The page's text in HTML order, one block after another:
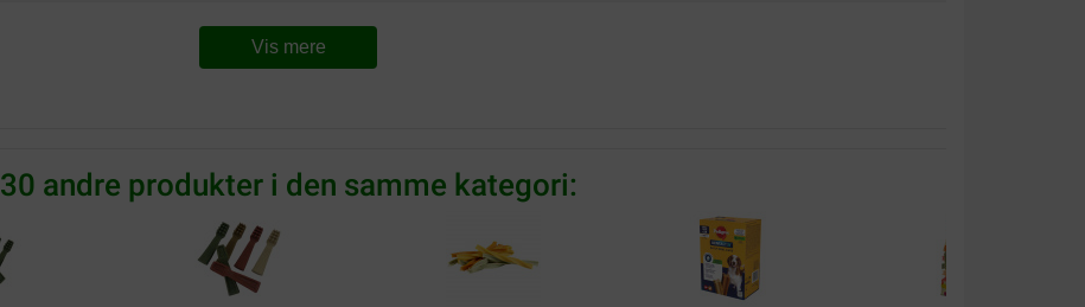
03-03-2025
Ma chienne l adore
Vis mere
30 andre produkter i den samme kategori: